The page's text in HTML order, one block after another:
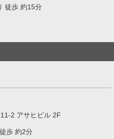
徒歩 約15分
2 アサヒビル 2F
歩 約2分